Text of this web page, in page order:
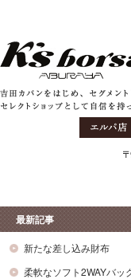
最新記事
新たな差し込み財布
柔軟なソフト2WAYバッ